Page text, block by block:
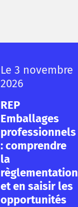
Le 3 novembre
2026
REP
Emballages
professionnels
: comprendre
la
règlementation
et en saisir les
opportunités